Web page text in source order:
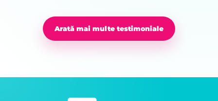
Arată mai multe testimoniale